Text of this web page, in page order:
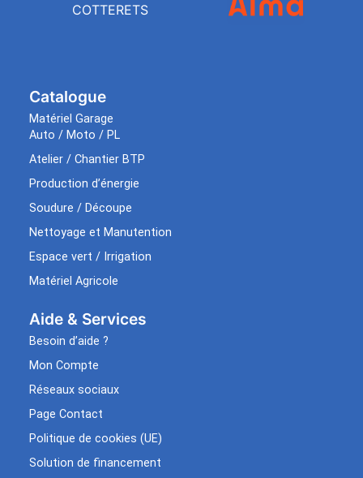
Catalogue
Matériel Garage
Auto / Moto / PL
Atelier / Chantier BTP
Production d’énergie
Soudure / Découpe
Nettoyage et Manutention
Espace vert / Irrigation
Matériel Agricole
Aide & Services​
Besoin d’aide ?
Mon Compte
Réseaux sociaux
Page Contact
Politique de cookies (UE)
Solution de financement
COTTERETS